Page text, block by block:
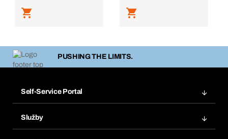
PUSHING THE LIMITS.
Self-Service Portal
Služby